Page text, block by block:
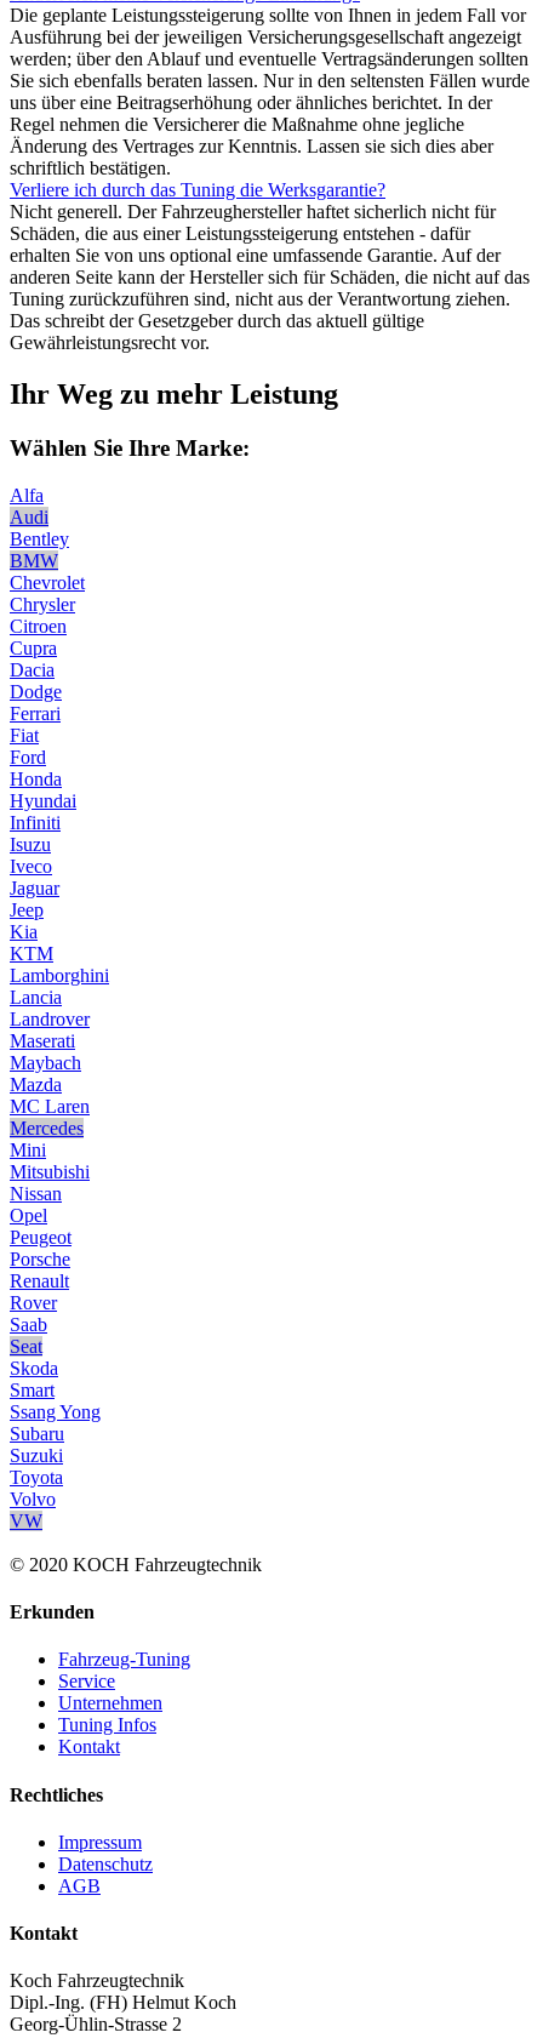
Die geplante Leistungssteigerung sollte von Ihnen in jedem Fall vor
Ausführung bei der jeweiligen Versicherungsgesellschaft angezeigt
werden; über den Ablauf und eventuelle Vertragsänderungen sollten
Sie sich ebenfalls beraten lassen. Nur in den seltensten Fällen wurde
uns über eine Beitragserhöhung oder ähnliches berichtet. In der
Regel nehmen die Versicherer die Maßnahme ohne jegliche
Änderung des Vertrages zur Kenntnis. Lassen sie sich dies aber
schriftlich bestätigen.
Verliere ich durch das Tuning die Werksgarantie?
Nicht generell. Der Fahrzeughersteller haftet sicherlich nicht für
Schäden, die aus einer Leistungssteigerung entstehen - dafür
erhalten Sie von uns optional eine umfassende Garantie. Auf der
anderen Seite kann der Hersteller sich für Schäden, die nicht auf das
Tuning zurückzuführen sind, nicht aus der Verantwortung ziehen.
Das schreibt der Gesetzgeber durch das aktuell gültige
Gewährleistungsrecht vor.
Ihr Weg zu mehr Leistung
Wählen Sie Ihre Marke:
Alfa
Audi
Bentley
BMW
Chevrolet
Chrysler
Citroen
Cupra
Dacia
Dodge
Ferrari
Fiat
Ford
Honda
Hyundai
Infiniti
Isuzu
Iveco
Jaguar
Jeep
Kia
KTM
Lamborghini
Lancia
Landrover
Maserati
Maybach
Mazda
MC Laren
Mercedes
Mini
Mitsubishi
Nissan
Opel
Peugeot
Porsche
Renault
Rover
Saab
Seat
Skoda
Smart
Ssang Yong
Subaru
Suzuki
Toyota
Volvo
VW
© 2020 KOCH Fahrzeugtechnik
Erkunden
Fahrzeug-Tuning
Service
Unternehmen
Tuning Infos
Kontakt
Rechtliches
Impressum
Datenschutz
AGB
Kontakt
Koch Fahrzeugtechnik
Dipl.-Ing. (FH) Helmut Koch
Georg-Ühlin-Strasse 2